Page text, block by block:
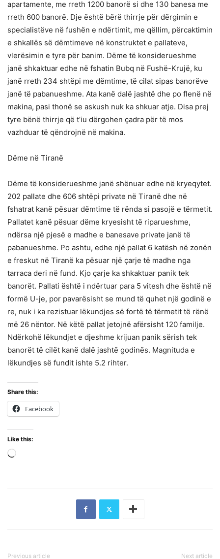
apartamente, me rreth 1200 banorë si dhe 130 banesa me
rreth 600 banorë. Dje është bërë thirrje për dërgimin e
specialistëve në fushën e ndërtimit, me qëllim, përcaktimin
e shkallës së dëmtimeve në konstruktet e pallateve,
vlerësimin e tyre për banim. Dëme të konsiderueshme
janë shkaktuar edhe në fshatin Bubq në Fushë-Krujë, ku
janë rreth 234 shtëpi me dëmtime, të cilat sipas banorëve
janë të pabanueshme. Ata kanë dalë jashtë dhe po flenë në
makina, pasi thonë se askush nuk ka shkuar atje. Disa prej
tyre bënë thirrje që t’iu dërgohen çadra për të mos
vazhduar të qëndrojnë në makina.
Dëme në Tiranë
Dëme të konsiderueshme janë shënuar edhe në kryeqytet.
202 pallate dhe 606 shtëpi private në Tiranë dhe në
fshatrat kanë pësuar dëmtime të rënda si pasojë e tërmetit.
Pallatet kanë pësuar dëme kryesisht të riparueshme,
ndërsa një pjesë e madhe e banesave private janë të
pabanueshme. Po ashtu, edhe një pallat 6 katësh në zonën
e freskut në Tiranë ka pësuar një çarje të madhe nga
tarraca deri në fund. Kjo çarje ka shkaktuar panik tek
banorët. Pallati është i ndërtuar para 5 vitesh dhe është në
formë U-je, por pavarësisht se mund të quhet një godinë e
re, nuk i ka rezistuar lëkundjes së fortë të tërmetit të rënë
më 26 nëntor. Në këtë pallat jetojnë afërsisht 120 familje.
Ndërkohë lëkundjet e djeshme krijuan panik sërish tek
banorët të cilët kanë dalë jashtë godinës. Magnituda e
lëkundjes së fundit ishte 5.2 rihter.
Share this:
Facebook
Like this:
Previous article Next article